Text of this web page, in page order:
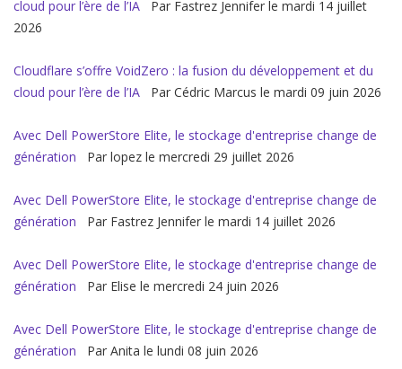
cloud pour l’ère de l’IA
Par Fastrez Jennifer le mardi 14 juillet
2026
Cloudflare s’offre VoidZero : la fusion du développement et du
cloud pour l’ère de l’IA
Par Cédric Marcus le mardi 09 juin 2026
Avec Dell PowerStore Elite, le stockage d'entreprise change de
génération
Par lopez le mercredi 29 juillet 2026
Avec Dell PowerStore Elite, le stockage d'entreprise change de
génération
Par Fastrez Jennifer le mardi 14 juillet 2026
Avec Dell PowerStore Elite, le stockage d'entreprise change de
génération
Par Elise le mercredi 24 juin 2026
Avec Dell PowerStore Elite, le stockage d'entreprise change de
génération
Par Anita le lundi 08 juin 2026